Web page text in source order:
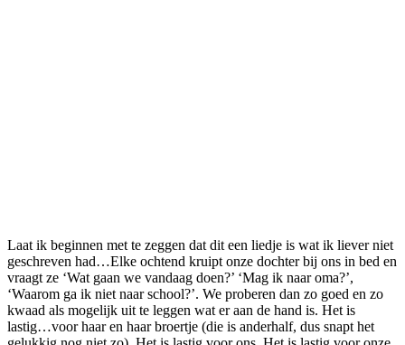
Laat ik beginnen met te zeggen dat dit een liedje is wat ik liever niet
geschreven had…Elke ochtend kruipt onze dochter bij ons in bed en
vraagt ze ‘Wat gaan we vandaag doen?’ ‘Mag ik naar oma?’,
‘Waarom ga ik niet naar school?’. We proberen dan zo goed en zo
kwaad als mogelijk uit te leggen wat er aan de hand is. Het is
lastig…voor haar en haar broertje (die is anderhalf, dus snapt het